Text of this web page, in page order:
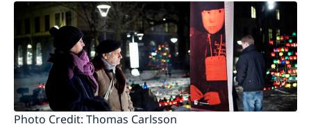
Photo Credit: Thomas Carlsson